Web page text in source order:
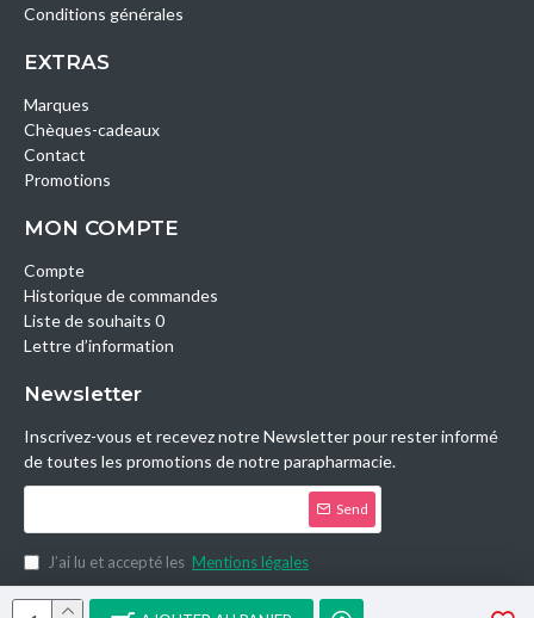
Conditions générales
EXTRAS
Marques
Chèques-cadeaux
Contact
Promotions
MON COMPTE
Compte
Historique de commandes
Liste de souhaits 0
Lettre d’information
Newsletter
Inscrivez-vous et recevez notre Newsletter pour rester informé
de toutes les promotions de notre parapharmacie.
Send
J’ai lu et accepté les Mentions légales
Copyright © 2014, Parashop.tn, All Rights Reserved.